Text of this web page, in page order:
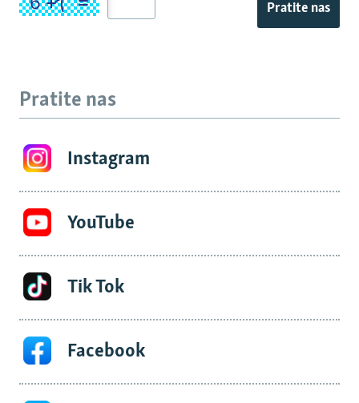
Pratite nas
Pratite nas
Instagram
YouTube
Tik Tok
Facebook